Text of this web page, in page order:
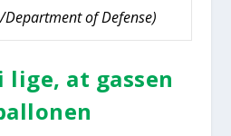
Department of Defen­se)
lige, at gas­sen